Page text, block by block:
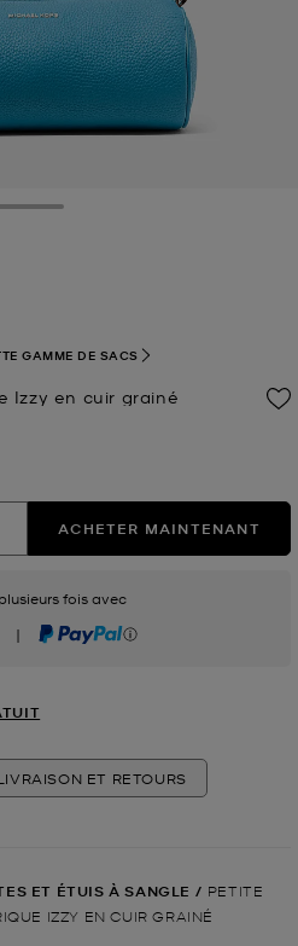
Izzy en cuir grainé
GAMME DE SACS
ACHETER MAINTENANT
fois avec
| PayPal
ET RETOURS
ET ÉTUIS À SANGLE / PETITE
IZZY EN CUIR GRAINÉ